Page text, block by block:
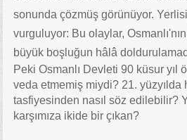
sonunda çözmüş görünüyor. Yerlisi
vurguluyor: Bu olaylar, Osmanlı'nın
büyük boşluğun hâlâ
Peki Osmanlı Devleti 90 küsur yıl
veda etmemiş miydi? 21. yüzyılda
tasfiyesinden nasıl söz edilebilir?
karşımıza ikide bir çıkan?